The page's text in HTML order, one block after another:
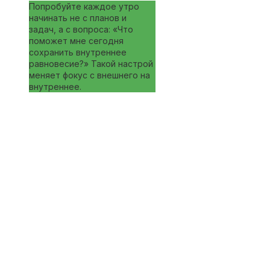
Попробуйте каждое утро
начинать не с планов и
задач, а с вопроса: «Что
поможет мне сегодня
сохранить внутреннее
равновесие?» Такой настрой
меняет фокус с внешнего на
внутреннее.